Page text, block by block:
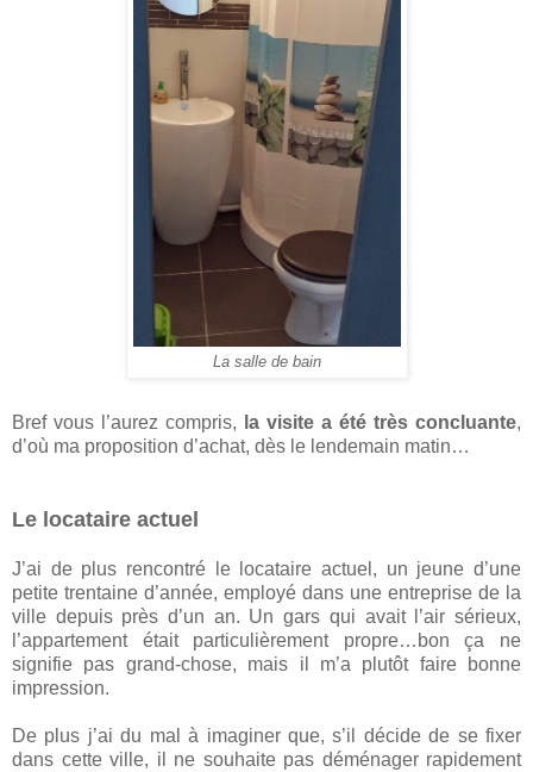
La salle de bain
Bref vous l’aurez compris, la visite a été très concluante,
d’où ma proposition d’achat, dès le lendemain matin…
Le locataire actuel
J’ai de plus rencontré le locataire actuel, un jeune d’une
petite trentaine d’année, employé dans une entreprise de la
ville depuis près d’un an. Un gars qui avait l’air sérieux,
l’appartement était particulièrement propre…bon ça ne
signifie pas grand-chose, mais il m’a plutôt faire bonne
impression.
De plus j’ai du mal à imaginer que, s’il décide de se fixer
dans cette ville, il ne souhaite pas déménager rapidement